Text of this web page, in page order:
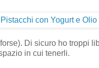
Di sicuro ho troppi
in cui tenerli.